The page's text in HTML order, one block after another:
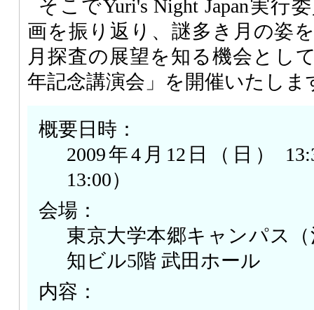
そこでYuri's Night Japan実行
画を振り返り、謎多き月の姿
月探査の展望を知る機会とし
年記念講演会」を開催いたしま
概要日時：
2009年4月12日（日）
13:00）
会場：
東京大学本郷キャンパス
知ビル5階 武田ホール
内容：